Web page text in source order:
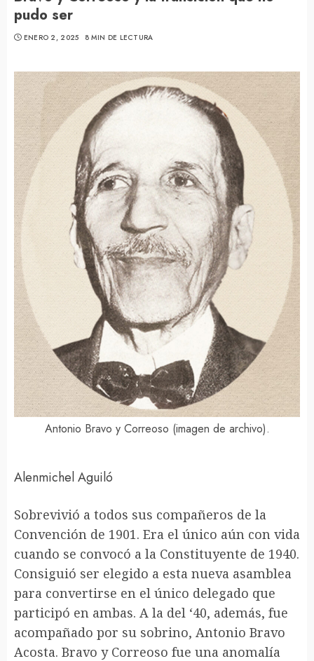
pudo ser
ENERO 2, 2025 8 MIN DE LECTURA
Antonio Bravo y Correoso (imagen de archivo).
Alenmichel Aguiló
Sobrevivió a todos sus compañeros de la
Convención de 1901. Era el único aún con vida
cuando se convocó a la Constituyente de 1940.
Consiguió ser elegido a esta nueva asamblea
para convertirse en el único delegado que
participó en ambas. A la del ‘40, además, fue
acompañado por su sobrino, Antonio Bravo
Acosta. Bravo y Correoso fue una anomalía